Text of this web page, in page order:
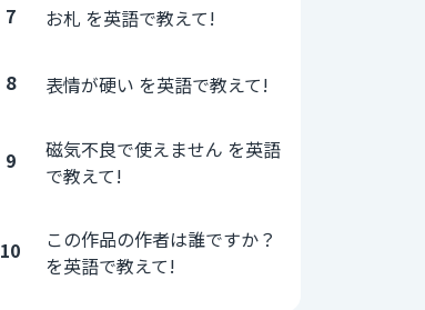
7 お札 を英語で教えて!
8 表情が硬い を英語で教えて!
9
磁気不良で使えません を英語
で教えて!
10
この作品の作者は誰ですか？
を英語で教えて!